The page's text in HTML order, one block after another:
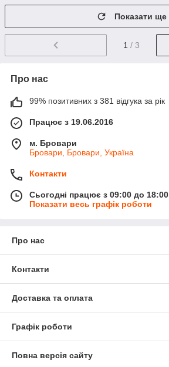
Показати ще
1 / 3
Про нас
99% позитивних з 381 відгука за рік
Працює з 19.06.2016
м. Бровари
Бровари, Бровари, Україна
Контакти
Сьогодні працює з 09:00 до 18:00
Показати весь графік роботи
Про нас
Контакти
Доставка та оплата
Графік роботи
Повна версія сайту